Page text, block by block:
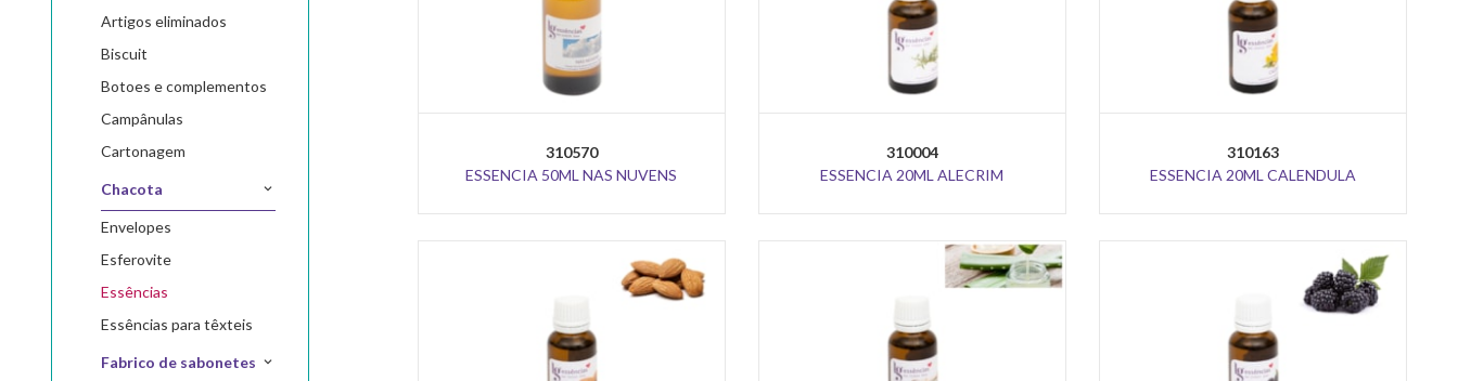
artigos eliminados
biscuit
botoes e complementos
campânulas
cartonagem
chacota
envelopes
esferovite
essências
essências para têxteis
fabrico de sabonetes
310570
ESSENCIA 50ML NAS NUVENS
310004
ESSENCIA 20ML ALECRIM
310163
ESSENCIA 20ML CALENDULA